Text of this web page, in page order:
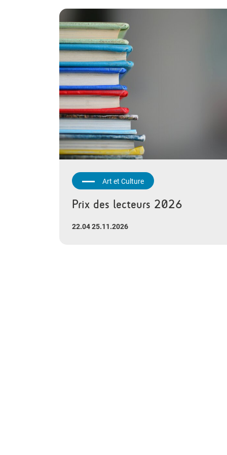
Art et Culture
Prix des lecteurs 2026
22.04 25.11.2026